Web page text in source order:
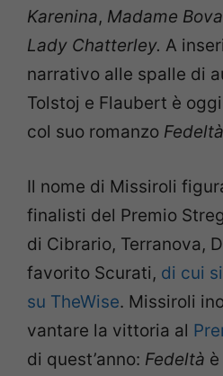
Karenina, Madame
Lady Chatterley. A
narrativo alle spalle di
Tolstoj e Flaubert è
col suo romanzo Fedeltà
Il nome di Missiroli
finalisti del Premio
di Cibrario, Terranova,
favorito Scurati, di cui
su TheWise. Missiroli
vantare la vittoria al
di quest’anno: Fedeltà